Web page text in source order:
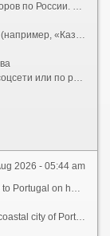
по городу стоит от 1500 ? , речная прогулка — от 2300 ? .
проживание и обзорная экскурсия .
в атмосферу города и задать все интересующие вопросы .
2026 - 05:44 am
today, as her life is much richer in many ways.